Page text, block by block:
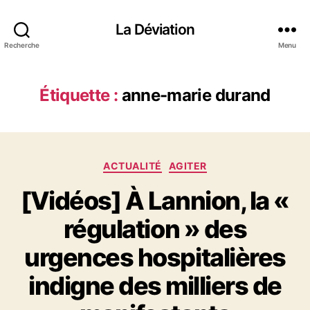
Recherche
La Déviation
Menu
Étiquette : anne-marie durand
C
é
g
o
r
i
e
s
ACTUALITÉ AGITER
[Vidéos] À Lannion, la «
régulation » des
urgences hospitalières
indigne des milliers de